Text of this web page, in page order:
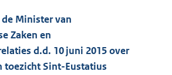
Minister van
Zaken en
d.d. 10 juni 2015 over
toezicht Sint-Eustatius